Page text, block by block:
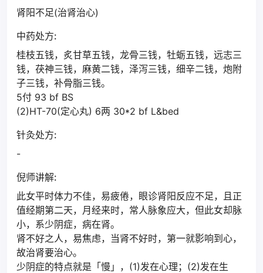
肾阳不足(治肾治心)
中药处方:
桂枝五钱，炙甘草五钱，龙骨三钱，牡蛎五钱，远志三
钱，茯神三钱，麻黄二钱，泽泻三钱，细辛二钱，炮附
子三钱，补骨脂三钱。
5付 93 bf BS
(2)HT-70(定心丸) 6两 30*2 bf L&bed
针灸处方:
-
倪师讲解:
此女平时体力不佳，易疲倦，眼诊肾阳反应不足，且正
值经期第二天，月经来时，常人脉象应大，但此女却脉
小，系少阴症，病在肾。
肾不好之人，易焦虑，当肾不好时，第一就影响到心，
故治肾要治心。
少阴症的特点就是「慢」，(1)发在心理；(2)发在生